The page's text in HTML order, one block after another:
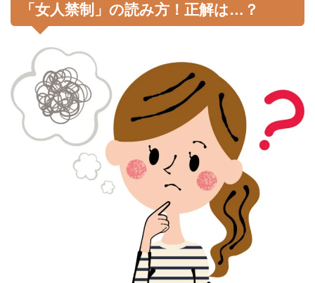
「女人禁制」の読み方！正解は…？